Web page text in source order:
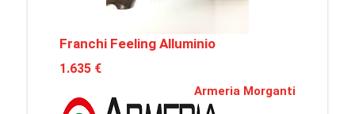
Franchi Feeling Alluminio
1.635 €
Armeria Morganti